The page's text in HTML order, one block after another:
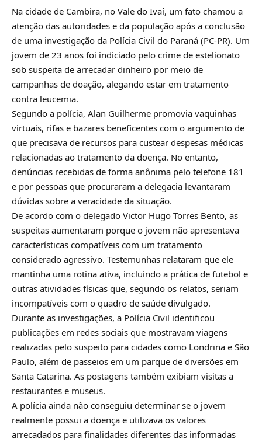
Na cidade de Cambira, no Vale do Ivaí, um fato chamou a
atenção das autoridades e da população após a conclusão
de uma investigação da Polícia Civil do Paraná (PC-PR). Um
jovem de 23 anos foi indiciado pelo crime de estelionato
sob suspeita de arrecadar dinheiro por meio de
campanhas de doação, alegando estar em tratamento
contra leucemia.
Segundo a polícia, Alan Guilherme promovia vaquinhas
virtuais, rifas e bazares beneficentes com o argumento de
que precisava de recursos para custear despesas médicas
relacionadas ao tratamento da doença. No entanto,
denúncias recebidas de forma anônima pelo telefone 181
e por pessoas que procuraram a delegacia levantaram
dúvidas sobre a veracidade da situação.
De acordo com o delegado Victor Hugo Torres Bento, as
suspeitas aumentaram porque o jovem não apresentava
características compatíveis com um tratamento
considerado agressivo. Testemunhas relataram que ele
mantinha uma rotina ativa, incluindo a prática de futebol e
outras atividades físicas que, segundo os relatos, seriam
incompatíveis com o quadro de saúde divulgado.
Durante as investigações, a Polícia Civil identificou
publicações em redes sociais que mostravam viagens
realizadas pelo suspeito para cidades como Londrina e São
Paulo, além de passeios em um parque de diversões em
Santa Catarina. As postagens também exibiam visitas a
restaurantes e museus.
A polícia ainda não conseguiu determinar se o jovem
realmente possui a doença e utilizava os valores
arrecadados para finalidades diferentes das informadas